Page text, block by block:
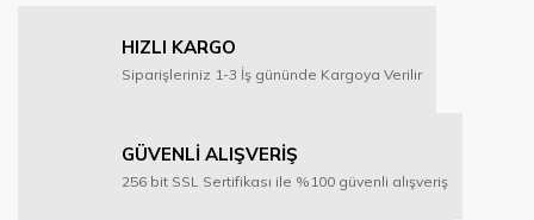
HIZLI KARGO
Siparişleriniz 1-3 İş gününde Kargoya Verilir
GÜVENLİ ALIŞVERİŞ
256 bit SSL Sertifikası ile %100 güvenli alışveriş